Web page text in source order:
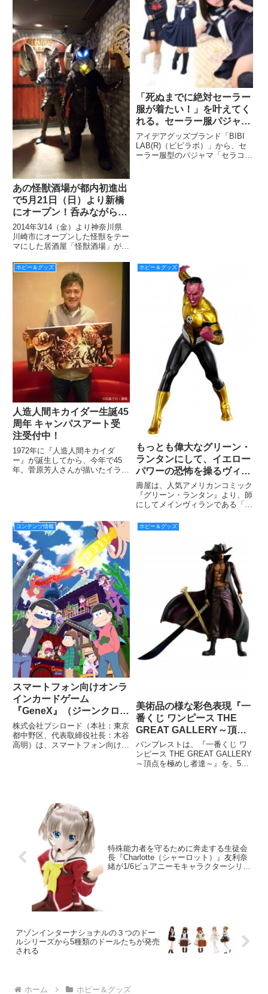
あの怪獣酒場が都内初進出
で5月21日（日）より新橋
にオープン！呑みながら好
きな怪獣に思いを馳せよ
う！
2014年3/14（金）より神奈川県
川崎市にオープンした怪獣をテー
マにした居酒屋「怪獣酒場」が、
て5/21（日）よりオープンしま
す！ その名も「怪獣酒場 新橋
蒸溜所」！ 川崎市の店長はバル
タン星人ですが、今回は
「死ぬまでに絶対セーラー
服が着たい！」を叶えてく
れる。セーラー服パジャマ
「セラコレ」に秋冬版が登
場。
アイデアグッズブランド「BIBI
LAB(R)（ビビラボ）」から、セ
ーラー服型のパジャマ「セラコ
ホビー＆グッズ
人造人間キカイダー生誕45
周年 キャンパスアート受
注受付中！
1972年に『人造人間キカイダ
ー』が誕生してから、今年で45
年。菅原芳人さんが描いたイラス
ホビー＆グッズ
もっとも偉大なグリーン・
ランタンにして、イエロー
パワーの恐怖を操るヴィラ
ン！ スケールフィギュア
「ARTFX+ シネストロ
NEW52」9月発売決定！
壽屋は、人気アメリカンコミック
『グリーン・ランタン』より、師
にしてメインヴィランである「シ
ギュアとして2016年9月に発売す
る。
コンテンツ情報
スマートフォン向けオンラ
インカードゲーム
『GeneX』（ジーンクロ
ス）、iOS版の配信開始！
大人気アニメ『おそ松さ
ん』の参戦も決定！
株式会社ブシロード（本社：東京
都中野区、代表取締役社長：木谷
高明）は、スマートフォン向けオ
ホビー＆グッズ
美術品の様な彩色表現『一
番くじ ワンピース THE
GREAT GALLERY～頂点
を極めし者達～』 5月中旬
より販売開始
バンプレストは、『一番くじ ワ
ンピース THE GREAT GALLERY
～頂点を極めし者達～』を、5月
特殊能力者を守るために奔走する生徒会
長『Charlotte（シャーロット）』友利奈
緒が1/6ピュアニーモキャラクターシリー
アゾンインターナショナルの３つのドー
ルシリーズから5種類のドールたちが発売
される
ホーム ホビー＆グッズ